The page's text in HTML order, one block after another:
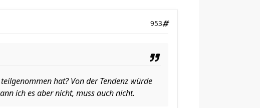
953
hat? Von der Tendenz würde
ich es aber nicht, muss auch nicht.